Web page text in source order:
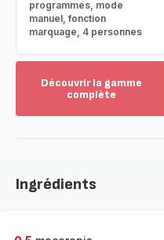
programmes, mode
manuel, fonction
marquage, 4 personnes
Découvrir la gamme
complète
gamme
Ingrédients